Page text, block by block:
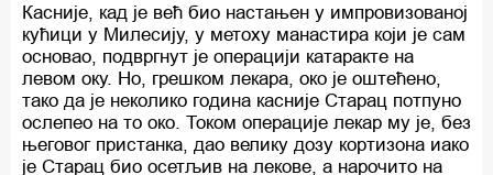
Касније, кад је већ био настањен у импровизованој
кућици у Милесију, у метоху манастира који је сам
основао, подвргнут је операцији катаракте на
левом оку. Но, грешком лекара, око је оштећено,
тако да је неколико година касније Старац потпуно
ослепео на то око. Током операције лекар му је, без
његовог пристанка, дао велику дозу кортизона иако
је Старац био осетљив на лекове, а нарочито на